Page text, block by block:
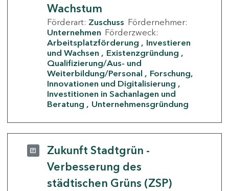
Wachstum
Förderart: Zuschuss Fördernehmer:
Unternehmen Förderzweck:
Arbeitsplatzförderung
Investieren
und Wachsen
Existenzgründung
Qualifizierung/Aus- und
Weiterbildung/Personal
Forschung,
Innovationen und Digitalisierung
Investitionen in Sachanlagen und
Beratung
Unternehmensgründung
Zukunft Stadtgrün -
Verbesserung des
städtischen Grüns (ZSP)